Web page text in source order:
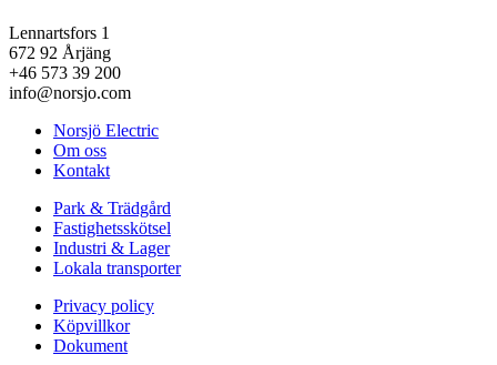
Lennartsfors 1
672 92 Årjäng
+46 573 39 200
info@norsjo.com
Norsjö Electric
Om oss
Kontakt
Park & Trädgård
Fastighetsskötsel
Industri & Lager
Lokala transporter
Privacy policy
Köpvillkor
Dokument